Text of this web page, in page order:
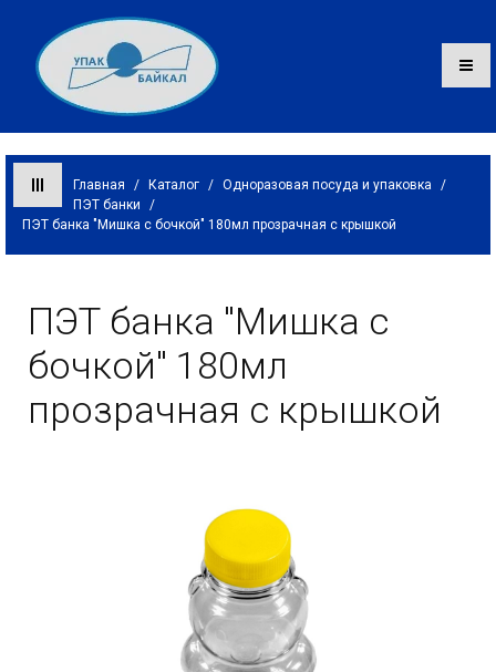
Каталог
Оплата и доставка
Контакты
Главная / Каталог / Одноразовая посуда и упаковка
/
ПЭТ банки
/
ПЭТ банка "Мишка с бочкой" 180мл прозрачная с крышкой
ПЭТ банка "Мишка с
бочкой" 180мл
прозрачная с крышкой